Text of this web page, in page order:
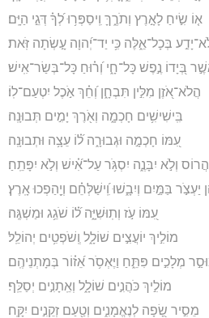
א֤וֹ שִׂ֣יחַ לָאָ֣רֶץ וְתֹרֶ֑ךָּ וִֽיסַפְּר֥וּ לְ֝ךָ֗ דְּגֵ֣י הַיָּֽם׃
בְּכָל־אֵ֑לֶּה כִּ֥י יַד־יְ֝הוָה עָ֣שְׂתָה זֹּֽאת׃
בְּ֭יָדוֹ נֶ֣פֶשׁ כָּל־חָ֑י וְ֝ר֗וּחַ כָּל־בְּשַׂר־אִֽישׁ׃
הֲלֹא־אֹ֭זֶן מִלִּ֣ין תִּבְחָ֑ן וְ֝חֵ֗ךְ אֹ֣כֶל יִטְעַם־לֽוֹ׃
בִּֽישִׁישִׁ֥ים חָכְמָ֑ה וְאֹ֖רֶךְ יָמִ֣ים תְּבוּנָֽה׃
עִ֭מּוֹ חָכְמָ֣ה וּגְבוּרָ֑ה ל֝֗וֹ עֵצָ֥ה וּתְבוּנָֽה׃
וְלֹ֣א יִבָּנֶ֑ה יִסְגֹּ֥ר עַל־אִ֝֗ישׁ וְלֹ֣א יִפָּתֵֽחַ׃
יַעְצֹ֣ר בַּמַּ֣יִם וְיִבָ֑שׁוּ וִֽ֝ישַׁלְּחֵ֗ם וְיַ֖הַפְכוּ אָֽרֶץ׃
עִ֭מּוֹ עֹ֣ז וְתֽוּשִׁיָּ֑ה ל֝֗וֹ שֹׁגֵ֥ג וּמַשְׁגֶּֽה׃
מוֹלִ֣יךְ יוֹעֲצִ֣ים שׁוֹלָ֑ל וְֽשֹׁפְטִ֥ים יְהוֹלֵֽל׃
מְלָכִ֣ים פִּתֵּ֑חַ וַיֶּאְסֹ֥ר אֵ֝ז֗וֹר בְּמָתְנֵיהֶֽם׃
מוֹלִ֣יךְ כֹּהֲנִ֣ים שׁוֹלָ֑ל וְאֵֽתָנִ֣ים יְסַלֵּֽף׃
מֵסִ֣יר שָׂ֭פָה לְנֶאֱמָנִ֑ים וְטַ֖עַם זְקֵנִ֣ים יִקָּֽח׃